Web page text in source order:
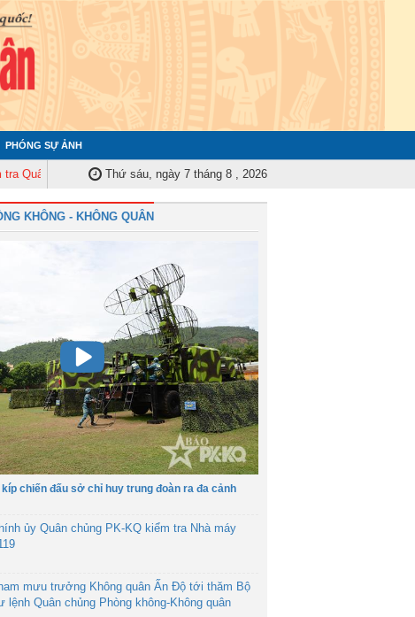
PHÓNG SỰ ẢNH
ủy Trung ương tập huấn nghiệp vụ công tác kiểm tra, giám sát năm 2025
Thứ sáu, ngày 7 tháng 8 , 2026
KHÔNG - KHÔNG QUÂN
kíp chiến đấu sở chỉ huy trung đoàn ra đa cảnh
ủy Quân chủng PK-KQ kiểm tra Nhà máy
mưu trưởng Không quân Ấn Độ tới thăm Bộ
lệnh Quân chủng Phòng không-Không quân